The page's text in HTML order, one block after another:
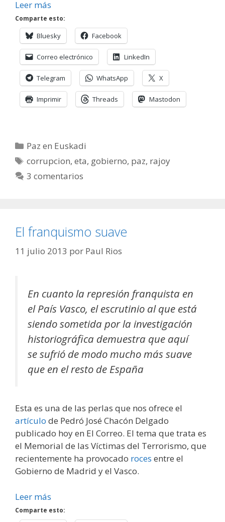
Leer más
Comparte esto:
Bluesky Facebook
Correo electrónico LinkedIn
Telegram WhatsApp X
Imprimir Threads Mastodon
Categorías
Paz en Euskadi
Etiquetas
corrupcion,eta, gobierno, paz, rajoy
3 comentarios
El franquismo suave
11 julio 2013 por Paul Rios
En cuanto la represión franquista en
el País Vasco, el escrutinio al que está
siendo sometida por la investigación
historiográfica demuestra que aquí
se sufrió de modo mucho más suave
que en el resto de España
Esta es una de las perlas que nos ofrece el
artículo de Pedró José Chacón Delgado
publicado hoy en El Correo. El tema que trata es
el Memorial de las Víctimas del Terrorismo, que
recientemente ha provocado roces entre el
Gobierno de Madrid y el Vasco.
Leer más
Comparte esto: